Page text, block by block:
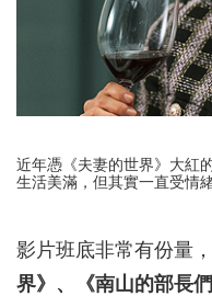
近年憑《夫妻的世界》大紅
生活美滿，但其實一直受情
影片班底非常有份量，
界》、《南山的部長們